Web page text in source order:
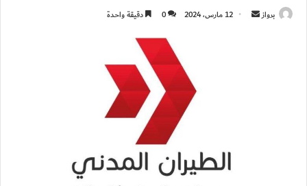
برواز
أرسل 12 مارس، 2024 0 دقيقة واحدة